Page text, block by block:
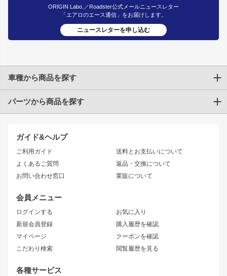
ORIGIN Labo.／Roadster公式メールニュースレター
「エアロのエース通信」をお届けします。
ニュースレターを申し込む
ガイド&ヘルプ
ご利用ガイド
よくあるご質問
お問い合わせ窓口
送料とお支払いについて
返品・交換について
業販について
会員メニュー
ログインする
新規会員登録
マイページ
こだわり検索
お気に入り
購入履歴を確認
クーポンを確認
閲覧履歴を見る
各種サービス
車種から商品を探す
トヨタ
JZX90 CHASER
JZX110 MARK II
JZX100 MARK II
JZX90 MARK II
トレノ
マークX
アリスト
ソアラ
アルテッツァ
ニッサン
S15 シルビア
S14 シルビア 後期
ワンビア
パーツから商品を探す
エアロシリーズ
ドリフトライン
風神
雷神
レーシングライン
アタックライン
ストリームライン
リアウイング